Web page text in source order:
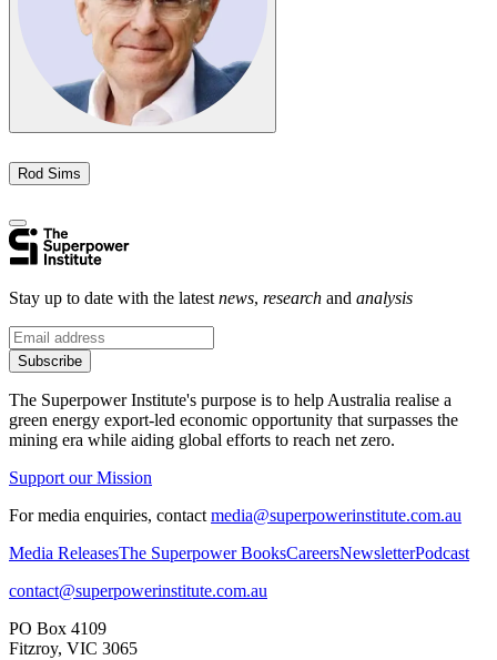
Rod Sims​​​​‌ ‍ ​‍​‍‌‍ ‌ ​‍‌‍‍‌‌‍‌ ‌‍‍‌‌‍ ‍​‍​‍​ ‍‍​‍​‍‌ ​ ‌‍​‌‌‍ ‍‌‍‍‌‌ ‌​‌ ‍‌​‍ ‍‌‍‍‌‌‍ ​‍​‍​‍ ​​‍​‍‌‍‍​‌ ​‍‌‍‌‌‌‍‌‍​‍​‍​ ‍‍​‍​‍‌‍‍​‌ ‌​‌ ‌​‌ ​​​ ‍‍​‍ ​‍ ‌‍ ​‌‍ ‌‍​ ‌‍​‌‌‍ ​‌‍‍​‌‍ ‌ ​ ‌ ‌​​ ‍‍​ ​ ​ ​ ​ ​ ​ ​ ​‍ ‌‍‍‌‌‍ ‍‌ ‌​‌‍‌‌‌‍ ‍‌ ‌​​‍ ‌‍‌‌‌‍‌​‌‍‍‌‌ ‌​​‍ ‌‍ ‌‌‍ ‌‍‌​‌‍‌‌​ ‌‌ ​​‌ ​‍‌‍‌‌‌ ​ ‌‍‌‌‌‍ ‍‌ ‌​‌‍​‌‌ ‌​‌‍‍‌‌‍ ‌‍ ‍​ ‍ ‌‍‍‌‌‍‌​​ ‌​ ‌‌​ ‍​​ ‌‌​ ​‍‌‍‌​​ ‍‌​ ‌‍​ ‍​​‍ ‌​ ‍​​ ‍‌‌‍​‍​ ‌ ​‍ ‌​ ‌​​ ‍​​ ‌​‌‍‌‍​‍ ‌‌‍​‍​ ​‍​ ‍​​ ‌‍​‍ ‌​ ‍‌​ ‌‌​ ​‌‌‍​ ‌‍​‌​ ​ ​ ‍​​ ​‍‌‍​ ​ ​‌​ ‌​​ ‍‌​ ‍ ‌ ‌​‌ ‍‌‌ ​​‌‍‌‌​ ‌‌‍​‌‌ ‌‌‌ ‌​‌‍‍​‌‍ ‌ ​‍​ ‍ ‌ ​​‌‍​‌‌ ‌​‌‍‍​​ ‌‌‍ ‍‌‍​‌‌‍ ‌‌‍‌‌​ ‌‍​‍‌‍​‌‌ ​ ‌‍‌‌‌‌‌‌‌ ​‍‌‍ ​​ ‌‌‍‍​‌ ‌​‌ ‌​‌ ​​​‍‌‌​ ​ ‌​​‌​‍‌‌​ ​‍‌​‌‍​‍‌‌​ ​‍‌​‌‍‌‍ ​‌‍ ‌‍​ ‌‍​‌‌‍ ​‌‍‍​‌‍ ‌ ​ ‌ ‌​​‍‌‌​ ​ ‌​​‌​ ​ ​ ​ ​ ​ ​ ​ ​‍‌‍‌‍‍‌‌‍‌​​ ‌​ ‌‌​ ‍​​ ‌‌​ ​‍‌‍‌​​ ‍‌​ ‌‍​ ‍​​‍ ‌​ ‍​​ ‍‌‌‍​‍​ ‌ ​‍ ‌​ ‌​​ ‍​​ ‌​‌‍‌‍​‍ ‌‌‍​‍​ ​‍​ ‍​​ ‌‍​‍ ‌​ ‍‌​ ‌‌​ ​‌‌‍​ ‌‍​‌​ ​ ​ ‍​​ ​‍‌‍​ ​ ​‌​ ‌​​ ‍‌​‍‌‍‌ ‌​‌ ‍‌‌ ​​‌‍‌‌​ ‌‌‍​‌‌ ‌‌‌ ‌​‌‍‍​‌‍ ‌ ​‍​‍‌‍‌ ​​‌‍​‌‌ ‌​‌‍‍​​ ‌‌‍ ‍‌‍​‌‌‍ ‌‌‍‌‌​‍‌‍‌ ​​‌‍‌‌‌ ​‍‌ ​ ‌ ​​‌‍‌‌‌‍​ ‌ ‌​‌‍‍‌‌ ‌‍‌‍‌‌​ ‌‌ ​​‌ ‌‌‌‍​‍‌‍ ​‌‍‍‌‌ ​ ‌‍‍​‌‍‌‌‌‍‌​​‍​‍‌ ‌
Stay up to date with the latest news, research and analysis
Subscribe
The Superpower Institute's purpose is to help Australia realise a
green energy export-led economic opportunity that surpasses the
mining era while aiding global efforts to reach net zero.​​​​‌ ‍ ​‍​‍‌‍ ‌ ​‍‌‍‍‌‌‍‌ ‌‍‍‌‌‍ ‍​‍​‍​ ‍‍​‍​‍‌ ​ ‌‍​‌‌‍ ‍‌‍‍‌‌ ‌​‌ ‍‌​‍ ‍‌‍‍‌‌‍ ​‍​‍​‍ ​​‍​‍‌‍‍​‌ ​‍‌‍‌‌‌‍‌‍​‍​‍​ ‍‍​‍​‍‌‍‍​‌ ‌​‌ ‌​‌ ​​​ ‍‍​‍ ​‍ ‌‍ ​‌‍ ‌‍​ ‌‍​‌‌‍ ​‌‍‍​‌‍ ‌ ​ ‌ ‌​​ ‍‍​ ​ ​ ​ ​ ​ ​ ​ ​‍ ‌‍‍‌‌‍ ‍‌ ‌​‌‍‌‌‌‍ ‍‌ ‌​​‍ ‌‍‌‌‌‍‌​‌‍‍‌‌ ‌​​‍ ‌‍ ‌‌‍ ‌‍‌​‌‍‌‌​ ‌‌ ​​‌ ​‍‌‍‌‌‌ ​ ‌‍‌‌‌‍ ‍‌ ‌​‌‍​‌‌ ‌​‌‍‍‌‌‍ ‌‍ ‍​ ‍ ‌‍‍‌‌‍‌​​ ‌​ ​‍​ ‌‍​ ‌‌​ ‌‍​ ​​‌‍‌‌​ ‍​​ ​​​‍ ‌​ ‌ ​ ‌​​ ‌‍​ ‌‌​‍ ‌​ ‌​​ ‍​​ ​ ​ ‍‌​‍ ‌​ ‍​​ ‌‍​ ​‍​ ‍‌​‍ ‌​ ‌‌​ ‌‌​ ‌ ​ ​‍‌‍‌‍​ ‍​​ ​‍​ ‍‌​ ‌‌​ ‍​​ ​​‌‍‌‌​ ‍ ‌ ‌​‌ ‍‌‌ ​​‌‍‌‌​ ‌‌ ​ ‌‍‌‌‌ ‌​‌ ‌​‌‍‍‌‌‍ ‍‌‍‌ ‌ ​ ​ ‍ ‌ ​​‌‍​‌‌ ‌​‌‍‍​​ ‌‌‍‌‍‌‍ ‌‍ ‌ ‌​‌‍‌‌‌ ​‍‌‌‌​‌‍‌‌‌ ‍​‌ ‌​​ ‌‍​‍‌‍​‌‌ ​ ‌‍‌‌‌‌‌‌‌ ​‍‌‍ ​​ ‌‌‍‍​‌ ‌​‌ ‌​‌ ​​​‍‌‌​ ​ ‌​​‌​‍‌‌​ ​‍‌​‌‍​‍‌‌​ ​‍‌​‌‍‌‍ ​‌‍ ‌‍​ ‌‍​‌‌‍ ​‌‍‍​‌‍ ‌ ​ ‌ ‌​​‍‌‌​ ​ ‌​​‌​ ​ ​ ​ ​ ​ ​ ​ ​‍‌‍‌‍‍‌‌‍‌​​ ‌​ ​‍​ ‌‍​ ‌‌​ ‌‍​ ​​‌‍‌‌​ ‍​​ ​​​‍ ‌​ ‌ ​ ‌​​ ‌‍​ ‌‌​‍ ‌​ ‌​​ ‍​​ ​ ​ ‍‌​‍ ‌​ ‍​​ ‌‍​ ​‍​ ‍‌​‍ ‌​ ‌‌​ ‌‌​ ‌ ​ ​‍‌‍‌‍​ ‍​​ ​‍​ ‍‌​ ‌‌​ ‍​​ ​​‌‍‌‌​‍‌‍‌ ‌​‌ ‍‌‌ ​​‌‍‌‌​ ‌‌ ​ ‌‍‌‌‌ ‌​‌ ‌​‌‍‍‌‌‍ ‍‌‍‌ ‌ ​ ​‍‌‍‌ ​​‌‍​‌‌ ‌​‌‍‍​​ ‌‌‍‌‍‌‍ ‌‍ ‌ ‌​‌‍‌‌‌ ​‍‌‌‌​‌‍‌‌‌ ‍​‌ ‌​​‍‌‍‌ ​​‌‍‌‌‌ ​‍‌ ​ ‌ ​​‌‍‌‌‌‍​ ‌ ‌​‌‍‍‌‌ ‌‍‌‍‌‌​ ‌‌ ​​‌ ‌‌‌‍​‍‌‍ ​‌‍‍‌‌ ​ ‌‍‍​‌‍‌‌‌‍‌​​‍​‍‌ ‌
Support our Mission
For media enquiries, contact media@superpowerinstitute.com.au
Media Releases​​​​‌ ‍ ​‍​‍‌‍ ‌ ​‍‌‍‍‌‌‍‌ ‌‍‍‌‌‍ ‍​‍​‍​ ‍‍​‍​‍‌ ​ ‌‍​‌‌‍ ‍‌‍‍‌‌ ‌​‌ ‍‌​‍ ‍‌‍‍‌‌‍ ​‍​‍​‍ ​​‍​‍‌‍‍​‌ ​‍‌‍‌‌‌‍‌‍​‍​‍​ ‍‍​‍​‍‌‍‍​‌ ‌​‌ ‌​‌ ​​​ ‍‍​‍ ​‍ ‌‍ ​‌‍ ‌‍​ ‌‍​‌‌‍ ​‌‍‍​‌‍ ‌ ​ ‌ ‌​​ ‍‍​ ​ ​ ​ ​ ​ ​ ​ ​‍ ‌‍‍‌‌‍ ‍‌ ‌​‌‍‌‌‌‍ ‍‌ ‌​​‍ ‌‍‌‌‌‍‌​‌‍‍‌‌ ‌​​‍ ‌‍ ‌‌‍ ‌‍‌​‌‍‌‌​ ‌‌ ​​‌ ​‍‌‍‌‌‌ ​ ‌‍‌‌‌‍ ‍‌ ‌​‌‍​‌‌ ‌​‌‍‍‌‌‍ ‌‍ ‍​ ‍ ‌‍‍‌‌‍‌​​ ‌​ ​‍​ ‌‍​ ‌‌​ ‌‍​ ​​‌‍‌‌​ ‍​​ ​​​‍ ‌​ ‌ ​ ‌​​ ‌‍​ ‌‌​‍ ‌​ ‌​​ ‍​​ ​ ​ ‍‌​‍ ‌​ ‍​​ ‌‍​ ​‍​ ‍‌​‍ ‌​ ‌‌​ ‌‌​ ‌ ​ ​‍‌‍‌‍​ ‍​​ ​‍​ ‍‌​ ‌‌​ ‍​​ ​​‌‍‌‌​ ‍ ‌ ‌​‌ ‍‌‌ ​​‌‍‌‌​ ‌‌ ​ ‌‍‌‌‌ ‌​‌ ‌​‌‍‍‌‌‍ ‍‌‍‌ ‌ ​ ​ ‍ ‌ ​​‌‍​‌‌ ‌​‌‍‍​​ ‌‌‍‌‍‌‍ ‌‍ ‌ ‌​‌‍‌‌‌ ​‍‌​ ‌‌‍‌‌‌‍ ‍‌ ‌‌‌​‍‌‌ ‌​‌‍‌‌‌‍ ‌‌ ​ ​‍‌‌​ ‌‌‌​​‍‌‌ ‌‍‍ ‌‍‌‌‌ ‍‌​‍‌‌​ ​ ‌​‌​​‍‌‌​ ​ ‌​‌​​‍‌‌​ ​‍​ ​‍‌‍​ ‌‍​‌​ ‌​​ ​​​ ‍‌‌‍‌​​ ​‍​ ‌‍‌‍​ ​ ‌ ‌‍‌‌​ ‌‌​‍‌‌​ ​‍​ ​‍​‍‌‌​ ‌‌‌​‌​​‍ ‍‌‍ ​‌‍​‌‌‍​‍‌‍‌‌‌‍ ​​ ‌‍​‍‌‍​‌‌ ​ ‌‍‌‌‌‌‌‌‌ ​‍‌‍ ​​ ‌‌‍‍​‌ ‌​‌ ‌​‌ ​​​‍‌‌​ ​ ‌​​‌​‍‌‌​ ​‍‌​‌‍​‍‌‌​ ​‍‌​‌‍‌‍ ​‌‍ ‌‍​ ‌‍​‌‌‍ ​‌‍‍​‌‍ ‌ ​ ‌ ‌​​‍‌‌​ ​ ‌​​‌​ ​ ​ ​ ​ ​ ​ ​ ​‍‌‍‌‍‍‌‌‍‌​​ ‌​ ​‍​ ‌‍​ ‌‌​ ‌‍​ ​​‌‍‌‌​ ‍​​ ​​​‍ ‌​ ‌ ​ ‌​​ ‌‍​ ‌‌​‍ ‌​ ‌​​ ‍​​ ​ ​ ‍‌​‍ ‌​ ‍​​ ‌‍​ ​‍​ ‍‌​‍ ‌​ ‌‌​ ‌‌​ ‌ ​ ​‍‌‍‌‍​ ‍​​ ​‍​ ‍‌​ ‌‌​ ‍​​ ​​‌‍‌‌​‍‌‍‌ ‌​‌ ‍‌‌ ​​‌‍‌‌​ ‌‌ ​ ‌‍‌‌‌ ‌​‌ ‌​‌‍‍‌‌‍ ‍‌‍‌ ‌ ​ ​‍‌‍‌ ​​‌‍​‌‌ ‌​‌‍‍​​ ‌‌‍‌‍‌‍ ‌‍ ‌ ‌​‌‍‌‌‌ ​‍‌​ ‌‌‍‌‌‌‍ ‍‌ ‌‌‌​‍‌‌ ‌​‌‍‌‌‌‍ ‌‌ ​ ​‍‌‌​ ‌‌‌​​‍‌‌ ‌‍‍ ‌‍‌‌‌ ‍‌​‍‌‌​ ​ ‌​‌​​‍‌‌​ ​ ‌​‌​​‍‌‌​ ​‍​ ​‍‌‍​ ‌‍​‌​ ‌​​ ​​​ ‍‌‌‍‌​​ ​‍​ ‌‍‌‍​ ​ ‌ ‌‍‌‌​ ‌‌​‍‌‌​ ​‍​ ​‍​‍‌‌​ ‌‌‌​‌​​‍ ‍‌‍ ​‌‍​‌‌‍​‍‌‍‌‌‌‍ ​​‍‌‍‌ ​​‌‍‌‌‌ ​‍‌ ​ ‌ ​​‌‍‌‌‌‍​ ‌ ‌​‌‍‍‌‌ ‌‍‌‍‌‌​ ‌‌ ​​‌ ‌‌‌‍​‍‌‍ ​‌‍‍‌‌ ​ ‌‍‍​‌‍‌‌‌‍‌​​‍​‍‌ ‌The Superpower Books​​​​‌ ‍ ​‍​‍‌‍ ‌ ​‍‌‍‍‌‌‍‌ ‌‍‍‌‌‍ ‍​‍​‍​ ‍‍​‍​‍‌ ​ ‌‍​‌‌‍ ‍‌‍‍‌‌ ‌​‌ ‍‌​‍ ‍‌‍‍‌‌‍ ​‍​‍​‍ ​​‍​‍‌‍‍​‌ ​‍‌‍‌‌‌‍‌‍​‍​‍​ ‍‍​‍​‍‌‍‍​‌ ‌​‌ ‌​‌ ​​​ ‍‍​‍ ​‍ ‌‍ ​‌‍ ‌‍​ ‌‍​‌‌‍ ​‌‍‍​‌‍ ‌ ​ ‌ ‌​​ ‍‍​ ​ ​ ​ ​ ​ ​ ​ ​‍ ‌‍‍‌‌‍ ‍‌ ‌​‌‍‌‌‌‍ ‍‌ ‌​​‍ ‌‍‌‌‌‍‌​‌‍‍‌‌ ‌​​‍ ‌‍ ‌‌‍ ‌‍‌​‌‍‌‌​ ‌‌ ​​‌ ​‍‌‍‌‌‌ ​ ‌‍‌‌‌‍ ‍‌ ‌​‌‍​‌‌ ‌​‌‍‍‌‌‍ ‌‍ ‍​ ‍ ‌‍‍‌‌‍‌​​ ‌​ ​‍​ ‌‍​ ‌‌​ ‌‍​ ​​‌‍‌‌​ ‍​​ ​​​‍ ‌​ ‌ ​ ‌​​ ‌‍​ ‌‌​‍ ‌​ ‌​​ ‍​​ ​ ​ ‍‌​‍ ‌​ ‍​​ ‌‍​ ​‍​ ‍‌​‍ ‌​ ‌‌​ ‌‌​ ‌ ​ ​‍‌‍‌‍​ ‍​​ ​‍​ ‍‌​ ‌‌​ ‍​​ ​​‌‍‌‌​ ‍ ‌ ‌​‌ ‍‌‌ ​​‌‍‌‌​ ‌‌ ​ ‌‍‌‌‌ ‌​‌ ‌​‌‍‍‌‌‍ ‍‌‍‌ ‌ ​ ​ ‍ ‌ ​​‌‍​‌‌ ‌​‌‍‍​​ ‌‌‍‌‍‌‍ ‌‍ ‌ ‌​‌‍‌‌‌ ​‍‌​ ‌‌‍‌‌‌‍ ‍‌ ‌‌‌​‍‌‌ ‌​‌‍‌‌‌‍ ‌‌ ​ ​‍‌‌​ ‌‌‌​​‍‌‌ ‌‍‍ ‌‍‌‌‌ ‍‌​‍‌‌​ ​ ‌​‌​​‍‌‌​ ​ ‌​‌​​‍‌‌​ ​‍​ ​‍​ ‌‍​ ‌ ​ ‌‌​ ​​​ ​‍​ ‌​‌‍‌​​ ‍​‌‍‌‌​ ‌‌‌‍‌‌​ ‍​​‍‌‌​ ​‍​ ​‍​‍‌‌​ ‌‌‌​‌​​‍ ‍‌‍ ​‌‍​‌‌‍​‍‌‍‌‌‌‍ ​​ ‌‍​‍‌‍​‌‌ ​ ‌‍‌‌‌‌‌‌‌ ​‍‌‍ ​​ ‌‌‍‍​‌ ‌​‌ ‌​‌ ​​​‍‌‌​ ​ ‌​​‌​‍‌‌​ ​‍‌​‌‍​‍‌‌​ ​‍‌​‌‍‌‍ ​‌‍ ‌‍​ ‌‍​‌‌‍ ​‌‍‍​‌‍ ‌ ​ ‌ ‌​​‍‌‌​ ​ ‌​​‌​ ​ ​ ​ ​ ​ ​ ​ ​‍‌‍‌‍‍‌‌‍‌​​ ‌​ ​‍​ ‌‍​ ‌‌​ ‌‍​ ​​‌‍‌‌​ ‍​​ ​​​‍ ‌​ ‌ ​ ‌​​ ‌‍​ ‌‌​‍ ‌​ ‌​​ ‍​​ ​ ​ ‍‌​‍ ‌​ ‍​​ ‌‍​ ​‍​ ‍‌​‍ ‌​ ‌‌​ ‌‌​ ‌ ​ ​‍‌‍‌‍​ ‍​​ ​‍​ ‍‌​ ‌‌​ ‍​​ ​​‌‍‌‌​‍‌‍‌ ‌​‌ ‍‌‌ ​​‌‍‌‌​ ‌‌ ​ ‌‍‌‌‌ ‌​‌ ‌​‌‍‍‌‌‍ ‍‌‍‌ ‌ ​ ​‍‌‍‌ ​​‌‍​‌‌ ‌​‌‍‍​​ ‌‌‍‌‍‌‍ ‌‍ ‌ ‌​‌‍‌‌‌ ​‍‌​ ‌‌‍‌‌‌‍ ‍‌ ‌‌‌​‍‌‌ ‌​‌‍‌‌‌‍ ‌‌ ​ ​‍‌‌​ ‌‌‌​​‍‌‌ ‌‍‍ ‌‍‌‌‌ ‍‌​‍‌‌​ ​ ‌​‌​​‍‌‌​ ​ ‌​‌​​‍‌‌​ ​‍​ ​‍​ ‌‍​ ‌ ​ ‌‌​ ​​​ ​‍​ ‌​‌‍‌​​ ‍​‌‍‌‌​ ‌‌‌‍‌‌​ ‍​​‍‌‌​ ​‍​ ​‍​‍‌‌​ ‌‌‌​‌​​‍ ‍‌‍ ​‌‍​‌‌‍​‍‌‍‌‌‌‍ ​​‍‌‍‌ ​​‌‍‌‌‌ ​‍‌ ​ ‌ ​​‌‍‌‌‌‍​ ‌ ‌​‌‍‍‌‌ ‌‍‌‍‌‌​ ‌‌ ​​‌ ‌‌‌‍​‍‌‍ ​‌‍‍‌‌ ​ ‌‍‍​‌‍‌‌‌‍‌​​‍​‍‌ ‌Careers​​​​‌ ‍ ​‍​‍‌‍ ‌ ​‍‌‍‍‌‌‍‌ ‌‍‍‌‌‍ ‍​‍​‍​ ‍‍​‍​‍‌ ​ ‌‍​‌‌‍ ‍‌‍‍‌‌ ‌​‌ ‍‌​‍ ‍‌‍‍‌‌‍ ​‍​‍​‍ ​​‍​‍‌‍‍​‌ ​‍‌‍‌‌‌‍‌‍​‍​‍​ ‍‍​‍​‍‌‍‍​‌ ‌​‌ ‌​‌ ​​​ ‍‍​‍ ​‍ ‌‍ ​‌‍ ‌‍​ ‌‍​‌‌‍ ​‌‍‍​‌‍ ‌ ​ ‌ ‌​​ ‍‍​ ​ ​ ​ ​ ​ ​ ​ ​‍ ‌‍‍‌‌‍ ‍‌ ‌​‌‍‌‌‌‍ ‍‌ ‌​​‍ ‌‍‌‌‌‍‌​‌‍‍‌‌ ‌​​‍ ‌‍ ‌‌‍ ‌‍‌​‌‍‌‌​ ‌‌ ​​‌ ​‍‌‍‌‌‌ ​ ‌‍‌‌‌‍ ‍‌ ‌​‌‍​‌‌ ‌​‌‍‍‌‌‍ ‌‍ ‍​ ‍ ‌‍‍‌‌‍‌​​ ‌​ ​‍​ ‌‍​ ‌‌​ ‌‍​ ​​‌‍‌‌​ ‍​​ ​​​‍ ‌​ ‌ ​ ‌​​ ‌‍​ ‌‌​‍ ‌​ ‌​​ ‍​​ ​ ​ ‍‌​‍ ‌​ ‍​​ ‌‍​ ​‍​ ‍‌​‍ ‌​ ‌‌​ ‌‌​ ‌ ​ ​‍‌‍‌‍​ ‍​​ ​‍​ ‍‌​ ‌‌​ ‍​​ ​​‌‍‌‌​ ‍ ‌ ‌​‌ ‍‌‌ ​​‌‍‌‌​ ‌‌ ​ ‌‍‌‌‌ ‌​‌ ‌​‌‍‍‌‌‍ ‍‌‍‌ ‌ ​ ​ ‍ ‌ ​​‌‍​‌‌ ‌​‌‍‍​​ ‌‌‍‌‍‌‍ ‌‍ ‌ ‌​‌‍‌‌‌ ​‍‌​ ‌‌‍‌‌‌‍ ‍‌ ‌‌‌​‍‌‌ ‌​‌‍‌‌‌‍ ‌‌ ​ ​‍‌‌​ ‌‌‌​​‍‌‌ ‌‍‍ ‌‍‌‌‌ ‍‌​‍‌‌​ ​ ‌​‌​​‍‌‌​ ​ ‌​‌​​‍‌‌​ ​‍​ ​‍‌‍‌‌​ ‌‌‌‍‌​​ ‌‍​ ‌ ‌‍‌​‌‍​‌​ ‌ ​ ‌ ​ ‌ ​ ​​‌‍​‌​‍‌‌​ ​‍​ ​‍​‍‌‌​ ‌‌‌​‌​​‍ ‍‌‍ ​‌‍​‌‌‍​‍‌‍‌‌‌‍ ​​ ‌‍​‍‌‍​‌‌ ​ ‌‍‌‌‌‌‌‌‌ ​‍‌‍ ​​ ‌‌‍‍​‌ ‌​‌ ‌​‌ ​​​‍‌‌​ ​ ‌​​‌​‍‌‌​ ​‍‌​‌‍​‍‌‌​ ​‍‌​‌‍‌‍ ​‌‍ ‌‍​ ‌‍​‌‌‍ ​‌‍‍​‌‍ ‌ ​ ‌ ‌​​‍‌‌​ ​ ‌​​‌​ ​ ​ ​ ​ ​ ​ ​ ​‍‌‍‌‍‍‌‌‍‌​​ ‌​ ​‍​ ‌‍​ ‌‌​ ‌‍​ ​​‌‍‌‌​ ‍​​ ​​​‍ ‌​ ‌ ​ ‌​​ ‌‍​ ‌‌​‍ ‌​ ‌​​ ‍​​ ​ ​ ‍‌​‍ ‌​ ‍​​ ‌‍​ ​‍​ ‍‌​‍ ‌​ ‌‌​ ‌‌​ ‌ ​ ​‍‌‍‌‍​ ‍​​ ​‍​ ‍‌​ ‌‌​ ‍​​ ​​‌‍‌‌​‍‌‍‌ ‌​‌ ‍‌‌ ​​‌‍‌‌​ ‌‌ ​ ‌‍‌‌‌ ‌​‌ ‌​‌‍‍‌‌‍ ‍‌‍‌ ‌ ​ ​‍‌‍‌ ​​‌‍​‌‌ ‌​‌‍‍​​ ‌‌‍‌‍‌‍ ‌‍ ‌ ‌​‌‍‌‌‌ ​‍‌​ ‌‌‍‌‌‌‍ ‍‌ ‌‌‌​‍‌‌ ‌​‌‍‌‌‌‍ ‌‌ ​ ​‍‌‌​ ‌‌‌​​‍‌‌ ‌‍‍ ‌‍‌‌‌ ‍‌​‍‌‌​ ​ ‌​‌​​‍‌‌​ ​ ‌​‌​​‍‌‌​ ​‍​ ​‍‌‍‌‌​ ‌‌‌‍‌​​ ‌‍​ ‌ ‌‍‌​‌‍​‌​ ‌ ​ ‌ ​ ‌ ​ ​​‌‍​‌​‍‌‌​ ​‍​ ​‍​‍‌‌​ ‌‌‌​‌​​‍ ‍‌‍ ​‌‍​‌‌‍​‍‌‍‌‌‌‍ ​​‍‌‍‌ ​​‌‍‌‌‌ ​‍‌ ​ ‌ ​​‌‍‌‌‌‍​ ‌ ‌​‌‍‍‌‌ ‌‍‌‍‌‌​ ‌‌ ​​‌ ‌‌‌‍​‍‌‍ ​‌‍‍‌‌ ​ ‌‍‍​‌‍‌‌‌‍‌​​‍​‍‌ ‌Newsletter​​​​‌ ‍ ​‍​‍‌‍ ‌ ​‍‌‍‍‌‌‍‌ ‌‍‍‌‌‍ ‍​‍​‍​ ‍‍​‍​‍‌ ​ ‌‍​‌‌‍ ‍‌‍‍‌‌ ‌​‌ ‍‌​‍ ‍‌‍‍‌‌‍ ​‍​‍​‍ ​​‍​‍‌‍‍​‌ ​‍‌‍‌‌‌‍‌‍​‍​‍​ ‍‍​‍​‍‌‍‍​‌ ‌​‌ ‌​‌ ​​​ ‍‍​‍ ​‍ ‌‍ ​‌‍ ‌‍​ ‌‍​‌‌‍ ​‌‍‍​‌‍ ‌ ​ ‌ ‌​​ ‍‍​ ​ ​ ​ ​ ​ ​ ​ ​‍ ‌‍‍‌‌‍ ‍‌ ‌​‌‍‌‌‌‍ ‍‌ ‌​​‍ ‌‍‌‌‌‍‌​‌‍‍‌‌ ‌​​‍ ‌‍ ‌‌‍ ‌‍‌​‌‍‌‌​ ‌‌ ​​‌ ​‍‌‍‌‌‌ ​ ‌‍‌‌‌‍ ‍‌ ‌​‌‍​‌‌ ‌​‌‍‍‌‌‍ ‌‍ ‍​ ‍ ‌‍‍‌‌‍‌​​ ‌​ ​‍​ ‌‍​ ‌‌​ ‌‍​ ​​‌‍‌‌​ ‍​​ ​​​‍ ‌​ ‌ ​ ‌​​ ‌‍​ ‌‌​‍ ‌​ ‌​​ ‍​​ ​ ​ ‍‌​‍ ‌​ ‍​​ ‌‍​ ​‍​ ‍‌​‍ ‌​ ‌‌​ ‌‌​ ‌ ​ ​‍‌‍‌‍​ ‍​​ ​‍​ ‍‌​ ‌‌​ ‍​​ ​​‌‍‌‌​ ‍ ‌ ‌​‌ ‍‌‌ ​​‌‍‌‌​ ‌‌ ​ ‌‍‌‌‌ ‌​‌ ‌​‌‍‍‌‌‍ ‍‌‍‌ ‌ ​ ​ ‍ ‌ ​​‌‍​‌‌ ‌​‌‍‍​​ ‌‌‍‌‍‌‍ ‌‍ ‌ ‌​‌‍‌‌‌ ​‍‌​ ‌‌‍‌‌‌‍ ‍‌ ‌‌‌​‍‌‌ ‌​‌‍‌‌‌‍ ‌‌ ​ ​‍‌‌​ ‌‌‌​​‍‌‌ ‌‍‍ ‌‍‌‌‌ ‍‌​‍‌‌​ ​ ‌​‌​​‍‌‌​ ​ ‌​‌​​‍‌‌​ ​‍​ ​‍​ ​‍‌‍​‍​ ​​​ ​ ​ ‍‌​ ​‍‌‍​‌​ ‍​‌‍​‌​ ‌ ​ ​​‌‍‌‍​‍‌‌​ ​‍​ ​‍​‍‌‌​ ‌‌‌​‌​​‍ ‍‌‍ ​‌‍​‌‌‍​‍‌‍‌‌‌‍ ​​ ‌‍​‍‌‍​‌‌ ​ ‌‍‌‌‌‌‌‌‌ ​‍‌‍ ​​ ‌‌‍‍​‌ ‌​‌ ‌​‌ ​​​‍‌‌​ ​ ‌​​‌​‍‌‌​ ​‍‌​‌‍​‍‌‌​ ​‍‌​‌‍‌‍ ​‌‍ ‌‍​ ‌‍​‌‌‍ ​‌‍‍​‌‍ ‌ ​ ‌ ‌​​‍‌‌​ ​ ‌​​‌​ ​ ​ ​ ​ ​ ​ ​ ​‍‌‍‌‍‍‌‌‍‌​​ ‌​ ​‍​ ‌‍​ ‌‌​ ‌‍​ ​​‌‍‌‌​ ‍​​ ​​​‍ ‌​ ‌ ​ ‌​​ ‌‍​ ‌‌​‍ ‌​ ‌​​ ‍​​ ​ ​ ‍‌​‍ ‌​ ‍​​ ‌‍​ ​‍​ ‍‌​‍ ‌​ ‌‌​ ‌‌​ ‌ ​ ​‍‌‍‌‍​ ‍​​ ​‍​ ‍‌​ ‌‌​ ‍​​ ​​‌‍‌‌​‍‌‍‌ ‌​‌ ‍‌‌ ​​‌‍‌‌​ ‌‌ ​ ‌‍‌‌‌ ‌​‌ ‌​‌‍‍‌‌‍ ‍‌‍‌ ‌ ​ ​‍‌‍‌ ​​‌‍​‌‌ ‌​‌‍‍​​ ‌‌‍‌‍‌‍ ‌‍ ‌ ‌​‌‍‌‌‌ ​‍‌​ ‌‌‍‌‌‌‍ ‍‌ ‌‌‌​‍‌‌ ‌​‌‍‌‌‌‍ ‌‌ ​ ​‍‌‌​ ‌‌‌​​‍‌‌ ‌‍‍ ‌‍‌‌‌ ‍‌​‍‌‌​ ​ ‌​‌​​‍‌‌​ ​ ‌​‌​​‍‌‌​ ​‍​ ​‍​ ​‍‌‍​‍​ ​​​ ​ ​ ‍‌​ ​‍‌‍​‌​ ‍​‌‍​‌​ ‌ ​ ​​‌‍‌‍​‍‌‌​ ​‍​ ​‍​‍‌‌​ ‌‌‌​‌​​‍ ‍‌‍ ​‌‍​‌‌‍​‍‌‍‌‌‌‍ ​​‍‌‍‌ ​​‌‍‌‌‌ ​‍‌ ​ ‌ ​​‌‍‌‌‌‍​ ‌ ‌​‌‍‍‌‌ ‌‍‌‍‌‌​ ‌‌ ​​‌ ‌‌‌‍​‍‌‍ ​‌‍‍‌‌ ​ ‌‍‍​‌‍‌‌‌‍‌​​‍​‍‌ ‌Podcast​​​​‌ ‍ ​‍​‍‌‍ ‌ ​‍‌‍‍‌‌‍‌ ‌‍‍‌‌‍ ‍​‍​‍​ ‍‍​‍​‍‌ ​ ‌‍​‌‌‍ ‍‌‍‍‌‌ ‌​‌ ‍‌​‍ ‍‌‍‍‌‌‍ ​‍​‍​‍ ​​‍​‍‌‍‍​‌ ​‍‌‍‌‌‌‍‌‍​‍​‍​ ‍‍​‍​‍‌‍‍​‌ ‌​‌ ‌​‌ ​​​ ‍‍​‍ ​‍ ‌‍ ​‌‍ ‌‍​ ‌‍​‌‌‍ ​‌‍‍​‌‍ ‌ ​ ‌ ‌​​ ‍‍​ ​ ​ ​ ​ ​ ​ ​ ​‍ ‌‍‍‌‌‍ ‍‌ ‌​‌‍‌‌‌‍ ‍‌ ‌​​‍ ‌‍‌‌‌‍‌​‌‍‍‌‌ ‌​​‍ ‌‍ ‌‌‍ ‌‍‌​‌‍‌‌​ ‌‌ ​​‌ ​‍‌‍‌‌‌ ​ ‌‍‌‌‌‍ ‍‌ ‌​‌‍​‌‌ ‌​‌‍‍‌‌‍ ‌‍ ‍​ ‍ ‌‍‍‌‌‍‌​​ ‌​ ​‍​ ‌‍​ ‌‌​ ‌‍​ ​​‌‍‌‌​ ‍​​ ​​​‍ ‌​ ‌ ​ ‌​​ ‌‍​ ‌‌​‍ ‌​ ‌​​ ‍​​ ​ ​ ‍‌​‍ ‌​ ‍​​ ‌‍​ ​‍​ ‍‌​‍ ‌​ ‌‌​ ‌‌​ ‌ ​ ​‍‌‍‌‍​ ‍​​ ​‍​ ‍‌​ ‌‌​ ‍​​ ​​‌‍‌‌​ ‍ ‌ ‌​‌ ‍‌‌ ​​‌‍‌‌​ ‌‌ ​ ‌‍‌‌‌ ‌​‌ ‌​‌‍‍‌‌‍ ‍‌‍‌ ‌ ​ ​ ‍ ‌ ​​‌‍​‌‌ ‌​‌‍‍​​ ‌‌‍‌‍‌‍ ‌‍ ‌ ‌​‌‍‌‌‌ ​‍‌​ ‌‌‍‌‌‌‍ ‍‌ ‌‌‌​‍‌‌ ‌​‌‍‌‌‌‍ ‌‌ ​ ​‍‌‌​ ‌‌‌​​‍‌‌ ‌‍‍ ‌‍‌‌‌ ‍‌​‍‌‌​ ​ ‌​‌​​‍‌‌​ ​ ‌​‌​​‍‌‌​ ​‍​ ​‍​ ‌‍‌‍‌‌​ ‍​​ ​ ​ ​​​ ‍‌​ ‌​​ ​​​ ​‍‌‍‌‍‌‍​ ​ ​‍​‍‌‌​ ​‍​ ​‍​‍‌‌​ ‌‌‌​‌​​‍ ‍‌‍ ​‌‍​‌‌‍​‍‌‍‌‌‌‍ ​​ ‌‍​‍‌‍​‌‌ ​ ‌‍‌‌‌‌‌‌‌ ​‍‌‍ ​​ ‌‌‍‍​‌ ‌​‌ ‌​‌ ​​​‍‌‌​ ​ ‌​​‌​‍‌‌​ ​‍‌​‌‍​‍‌‌​ ​‍‌​‌‍‌‍ ​‌‍ ‌‍​ ‌‍​‌‌‍ ​‌‍‍​‌‍ ‌ ​ ‌ ‌​​‍‌‌​ ​ ‌​​‌​ ​ ​ ​ ​ ​ ​ ​ ​‍‌‍‌‍‍‌‌‍‌​​ ‌​ ​‍​ ‌‍​ ‌‌​ ‌‍​ ​​‌‍‌‌​ ‍​​ ​​​‍ ‌​ ‌ ​ ‌​​ ‌‍​ ‌‌​‍ ‌​ ‌​​ ‍​​ ​ ​ ‍‌​‍ ‌​ ‍​​ ‌‍​ ​‍​ ‍‌​‍ ‌​ ‌‌​ ‌‌​ ‌ ​ ​‍‌‍‌‍​ ‍​​ ​‍​ ‍‌​ ‌‌​ ‍​​ ​​‌‍‌‌​‍‌‍‌ ‌​‌ ‍‌‌ ​​‌‍‌‌​ ‌‌ ​ ‌‍‌‌‌ ‌​‌ ‌​‌‍‍‌‌‍ ‍‌‍‌ ‌ ​ ​‍‌‍‌ ​​‌‍​‌‌ ‌​‌‍‍​​ ‌‌‍‌‍‌‍ ‌‍ ‌ ‌​‌‍‌‌‌ ​‍‌​ ‌‌‍‌‌‌‍ ‍‌ ‌‌‌​‍‌‌ ‌​‌‍‌‌‌‍ ‌‌ ​ ​‍‌‌​ ‌‌‌​​‍‌‌ ‌‍‍ ‌‍‌‌‌ ‍‌​‍‌‌​ ​ ‌​‌​​‍‌‌​ ​ ‌​‌​​‍‌‌​ ​‍​ ​‍​ ‌‍‌‍‌‌​ ‍​​ ​ ​ ​​​ ‍‌​ ‌​​ ​​​ ​‍‌‍‌‍‌‍​ ​ ​‍​‍‌‌​ ​‍​ ​‍​‍‌‌​ ‌‌‌​‌​​‍ ‍‌‍ ​‌‍​‌‌‍​‍‌‍‌‌‌‍ ​​‍‌‍‌ ​​‌‍‌‌‌ ​‍‌ ​ ‌ ​​‌‍‌‌‌‍​ ‌ ‌​‌‍‍‌‌ ‌‍‌‍‌‌​ ‌‌ ​​‌ ‌‌‌‍​‍‌‍ ​‌‍‍‌‌ ​ ‌‍‍​‌‍‌‌‌‍‌​​‍​‍‌ ‌
contact@superpowerinstitute.com.au
PO Box 4109
Fitzroy, VIC 3065